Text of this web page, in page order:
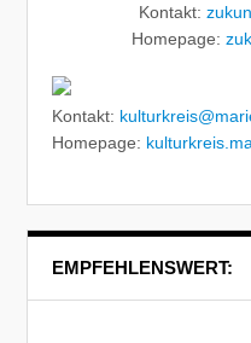
Kontakt:
Homepage:
Kontakt:
Homepage:
EMPFEHLENSWERT: